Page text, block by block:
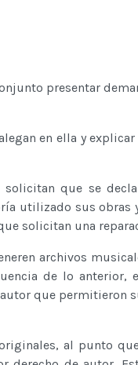
presentar
en ella y
que se
utilizado sus obras
solicitan una
archivos
de lo anterior,
que permitieron
al punto